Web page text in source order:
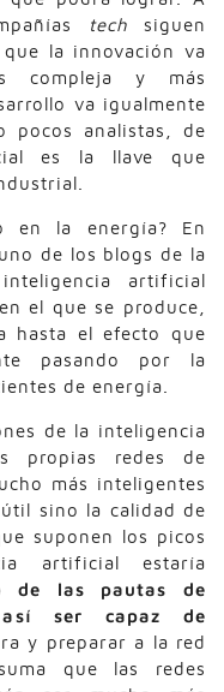
tech siguen
la innovación va
compleja y más
va igualmente
pocos analistas, de
es la llave que
en la energía? En
de los blogs de la
artificial
el que se produce,
hasta el efecto que
pasando por la
de energía.
de la inteligencia
propias redes de
más inteligentes
sino la calidad de
suponen los picos
artificial estaría
de las pautas de
así ser capaz de
y preparar a la red
que las redes